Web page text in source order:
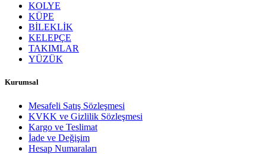
KOLYE
KÜPE
BİLEKLİK
KELEPÇE
TAKIMLAR
YÜZÜK
Kurumsal
Mesafeli Satış Sözleşmesi
KVKK ve Gizlilik Sözleşmesi
Kargo ve Teslimat
İade ve Değişim
Hesap Numaraları